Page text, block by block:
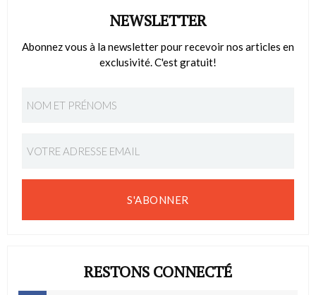
NEWSLETTER
Abonnez vous à la newsletter pour recevoir nos articles en
exclusivité. C'est gratuit!
S'ABONNER
RESTONS CONNECTÉ